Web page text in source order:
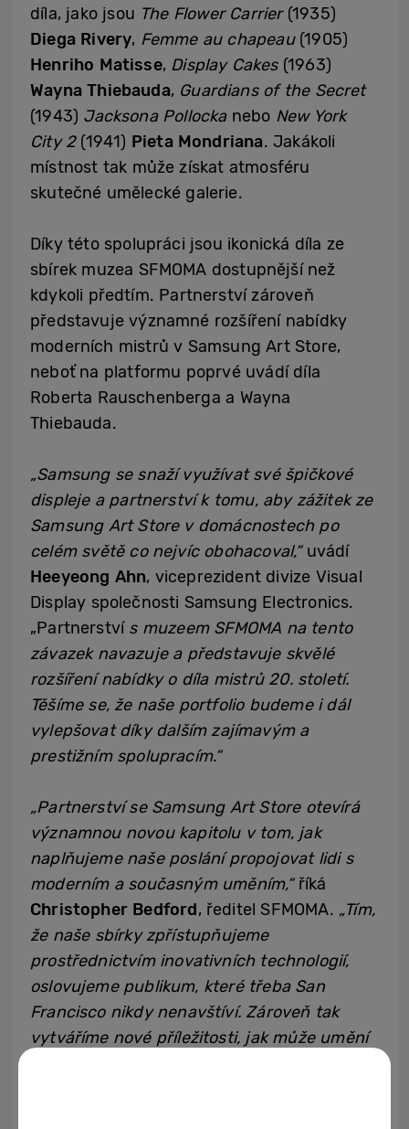
díla, jako jsou The Flower Carrier(1935)
Diega Rivery, Femme au chapeau(1905)
Henriho Matisse, Display Cakes(1963)
Wayna Thiebauda, Guardians of the Secret
(1943) Jacksona Pollockanebo New York
City 2(1941) Pieta Mondriana. Jakákoli
místnost tak může získat atmosféru
skutečné umělecké galerie.
Díky této spolupráci jsou ikonická díla ze
sbírek muzea SFMOMA dostupnější než
kdykoli předtím. Partnerství zároveň
představuje významné rozšíření nabídky
moderních mistrů v Samsung Art Store,
neboť na platformu poprvé uvádí díla
Roberta Rauschenberga a Wayna
Thiebauda.
„Samsung se snaží využívat své špičkové
displeje a partnerství k tomu, aby zážitek ze
Samsung Art Store v domácnostech po
celém světě co nejvíc obohacoval,“uvádí
Heeyeong Ahn, viceprezident divize Visual
Display společnosti Samsung Electronics.
„Partnerstvís muzeem SFMOMA na tento
závazek navazuje a představuje skvělé
rozšíření nabídky o díla mistrů 20. století.
Těšíme se, že naše portfolio budeme i dál
vylepšovat díky dalším zajímavým a
prestižním spolupracím.“
„Partnerství se Samsung Art Store otevírá
významnou novou kapitolu v tom, jak
naplňujeme naše poslání propojovat lidi s
moderním a současným uměním,“říká
Christopher Bedford, ředitel SFMOMA. „Tím,
že naše sbírky zpřístupňujeme
prostřednictvím inovativních technologií,
oslovujeme publikum, které třeba San
Francisco nikdy nenavštíví. Zároveň tak
vytváříme nové příležitosti, jak může umění